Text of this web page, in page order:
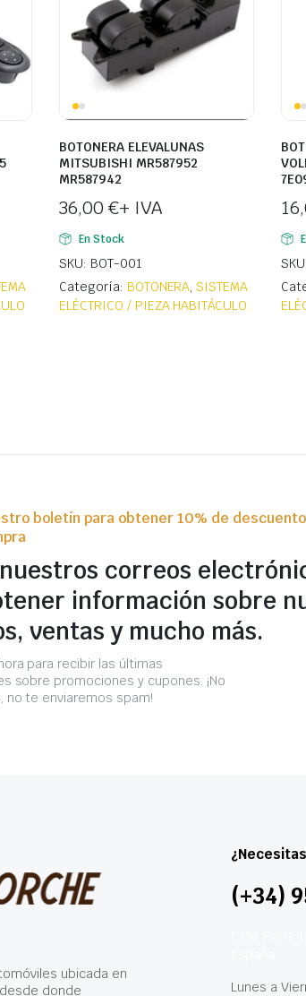
BOTONERA ELEVALUNAS
MITSUBISHI MR587952
MR587942
36,00 €+ IVA
En Stock
SKU: BOT-001
Categoría: BOTONERA,SISTEMA
ELÉCTRICO / PIEZA HABITÁCULO
boletín para obtener 10% de
correos
información sobre
ventas y mucho más.
para recibir las últimas
sobre promociones y cupones. ¡No
no te enviaremos spam!
ubicada en
donde
(+34)
Lunes a